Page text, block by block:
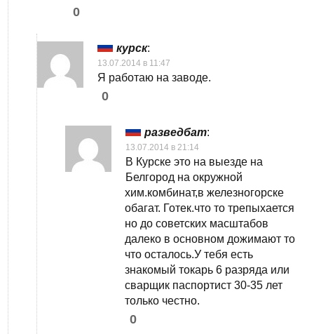
0
курск:
13.07.2014 в 11:47
Я работаю на заводе.
0
разведбат:
13.07.2014 в 21:14
В Курске это на выезде на
Белгород на окружной
хим.комбинат,в железногорске
обагат. Готек.что то трепыхается
но до советских масштабов
далеко в основном дожимают то
что осталось.У тебя есть
знакомый токарь 6 разряда или
сварщик паспортист 30-35 лет
только честно.
0